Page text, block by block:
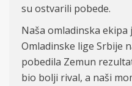
su ostvarili pobede.
Naša omladinska ekipa j
Omladinske lige Srbije
pobedila Zemun
bio bolji rival, a naši